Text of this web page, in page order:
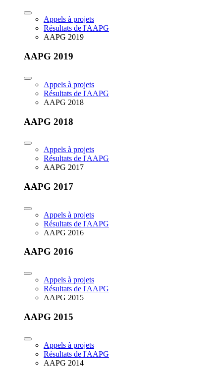
Appels à projets
Résultats de l'AAPG
AAPG 2019
AAPG 2019
Appels à projets
Résultats de l'AAPG
AAPG 2018
AAPG 2018
Appels à projets
Résultats de l'AAPG
AAPG 2017
AAPG 2017
Appels à projets
Résultats de l'AAPG
AAPG 2016
AAPG 2016
Appels à projets
Résultats de l'AAPG
AAPG 2015
AAPG 2015
Appels à projets
Résultats de l'AAPG
AAPG 2014